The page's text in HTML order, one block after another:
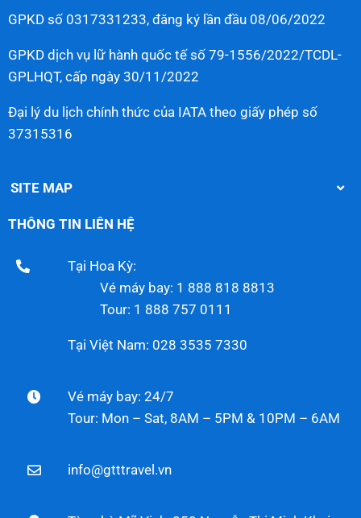
GPKD số 0317331233, đăng ký lần đầu 08/06/2022
GPKD dịch vụ lữ hành quốc tế số 79-1556/2022/TCDL-
GPLHQT, cấp ngày 30/11/2022
Đại lý du lịch chính thức của IATA theo giấy phép số
37315316
SITE MAP
THÔNG TIN LIÊN HỆ
Tại Hoa Kỳ:
Vé máy bay: 1 888 818 8813
Tour: 1 888 757 0111
Tại Việt Nam: 028 3535 7330
Vé máy bay: 24/7
Tour: Mon – Sat, 8AM – 5PM & 10PM – 6AM
info@gtttravel.vn